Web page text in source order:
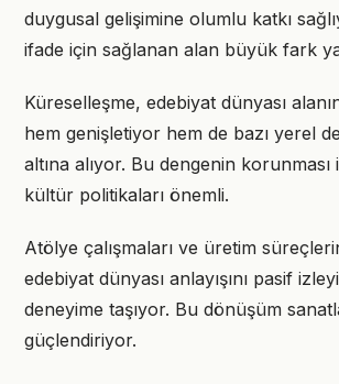
duygusal gelişimine olumlu katkı
ifade için sağlanan alan büyük fark
Küreselleşme, edebiyat dünyası
hem genişletiyor hem de bazı yerel
altına alıyor. Bu dengenin korunması
kültür politikaları önemli.
Atölye çalışmaları ve üretim
edebiyat dünyası anlayışını pasif
deneyime taşıyor. Bu dönüşüm
güçlendiriyor.